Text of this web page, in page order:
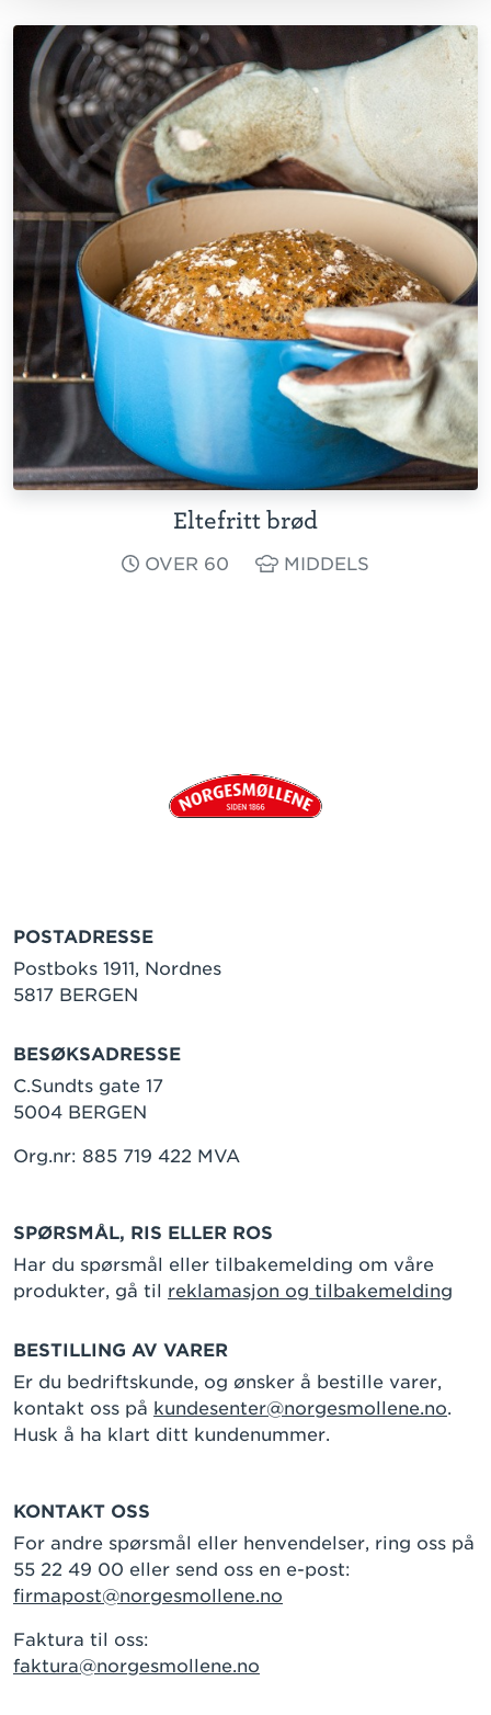
Eltefritt brød
OVER 60 MIDDELS
POSTADRESSE
Postboks 1911, Nordnes
5817 BERGEN
BESØKSADRESSE
C.Sundts gate 17
5004 BERGEN
Org.nr: 885 719 422 MVA
SPØRSMÅL, RIS ELLER ROS
Har du spørsmål eller tilbakemelding om våre
produkter, gå til reklamasjon og tilbakemelding
BESTILLING AV VARER
Er du bedriftskunde, og ønsker å bestille varer,
kontakt oss på kundesenter@norgesmollene.no.
Husk å ha klart ditt kundenummer.
KONTAKT OSS
For andre spørsmål eller henvendelser, ring oss på
55 22 49 00 eller send oss en e-post:
firmapost@norgesmollene.no
Faktura til oss:
faktura@norgesmollene.no